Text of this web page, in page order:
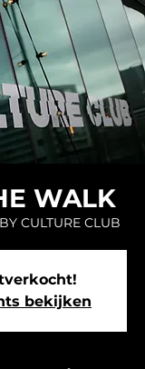
WALK
CULTURE CLUB
bekijken